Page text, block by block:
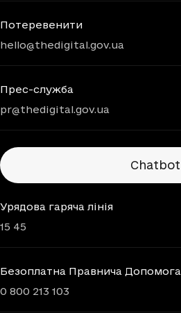
Потеревенити
hello@thedigital.gov.ua
Прес-служба
pr@thedigital.gov.ua
Chatbots
Chatbot
Урядова гаряча лінія
15 45
Безоплатна Правнича Допомога
0 800 213 103